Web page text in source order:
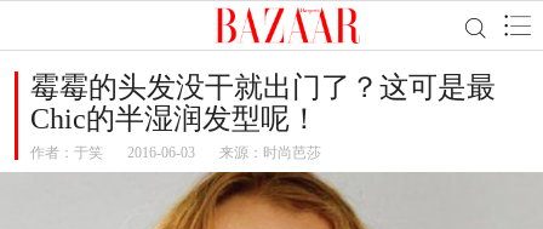
霉霉的头发没干就出门了？这可是最
Chic的半湿润发型呢！
作者： 于笑 2016-06-03 来源：时尚芭莎